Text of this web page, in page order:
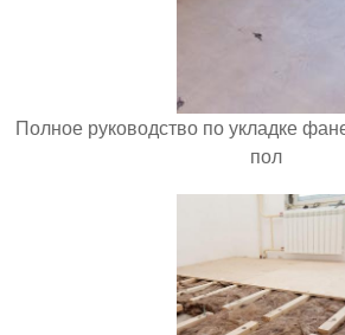
Полное руководство по укладке
пол